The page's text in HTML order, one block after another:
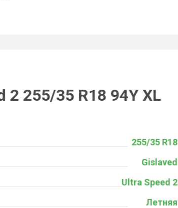
2 255/35 R18 94Y XL
255/35 R18
Gislaved
Ultra Speed 2
Летняя